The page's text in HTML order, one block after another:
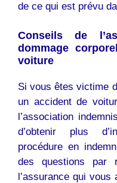
de ce qui est prévu
Conseils de
dommage
voiture
Si vous êtes victime
un accident de
l’association
d’obtenir plus
procédure en
des questions par
l’assurance qui